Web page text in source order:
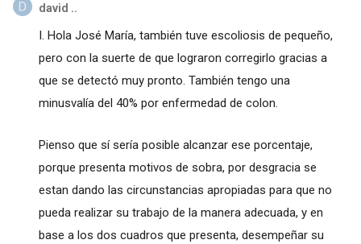
david ..
I. Hola José María, también tuve escoliosis de pequeño,
pero con la suerte de que lograron corregirlo gracias a
que se detectó muy pronto. También tengo una
minusvalía del 40% por enfermedad de colon.
Pienso que sí sería posible alcanzar ese porcentaje,
porque presenta motivos de sobra, por desgracia se
estan dando las circunstancias apropiadas para que no
pueda realizar su trabajo de la manera adecuada, y en
base a los dos cuadros que presenta, desempeñar su